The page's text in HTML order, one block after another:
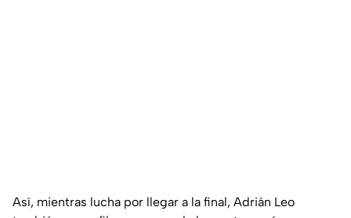
Así, mientras lucha por llegar a la final, Adrián Leo